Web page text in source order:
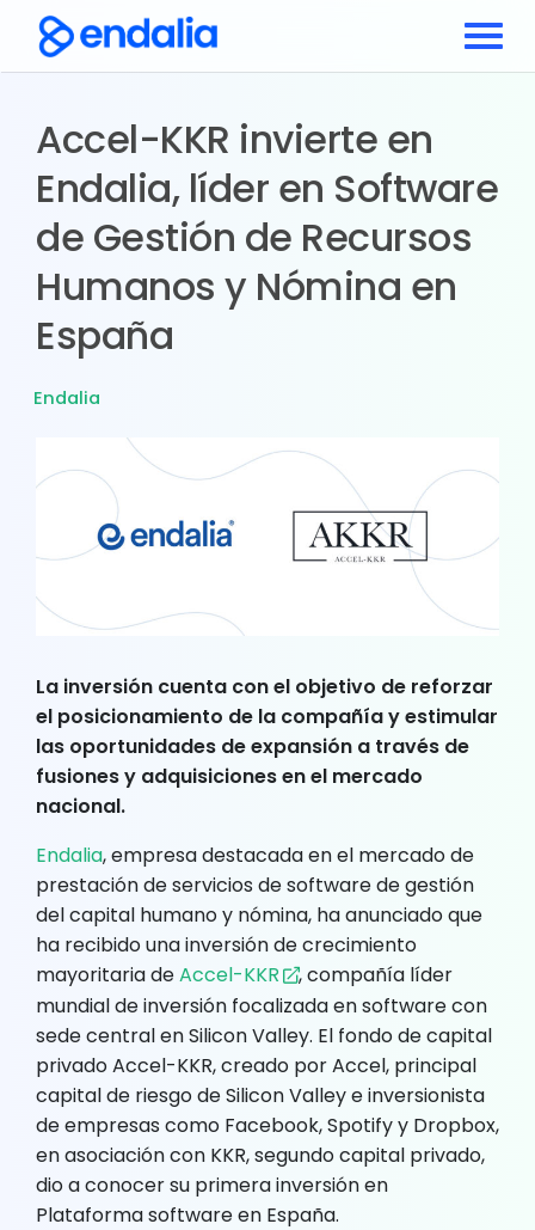
Accel-KKR invierte en
Endalia, líder en Software
de Gestión de Recursos
Humanos y Nómina en
España
Endalia
La inversión cuenta con el objetivo de reforzar
el posicionamiento de la compañía y estimular
las oportunidades de expansión a través de
fusiones y adquisiciones en el mercado
nacional.
Endalia, empresa destacada en el mercado de
prestación de servicios de software de gestión
del capital humano y nómina, ha anunciado que
ha recibido una inversión de crecimiento
mayoritaria deAccel-KKR
, compañía líder
mundial de inversión focalizada en software con
sede central en Silicon Valley. El fondo de capital
privado Accel-KKR, creado por Accel, principal
capital de riesgo de Silicon Valley e inversionista
de empresas como Facebook, Spotify y Dropbox,
en asociación con KKR, segundo capital privado,
dio a conocer su primera inversión en
Plataforma software en España.